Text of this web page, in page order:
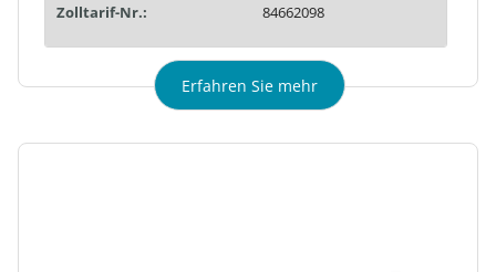
Zolltarif-Nr.: 84662098
Erfahren Sie mehr